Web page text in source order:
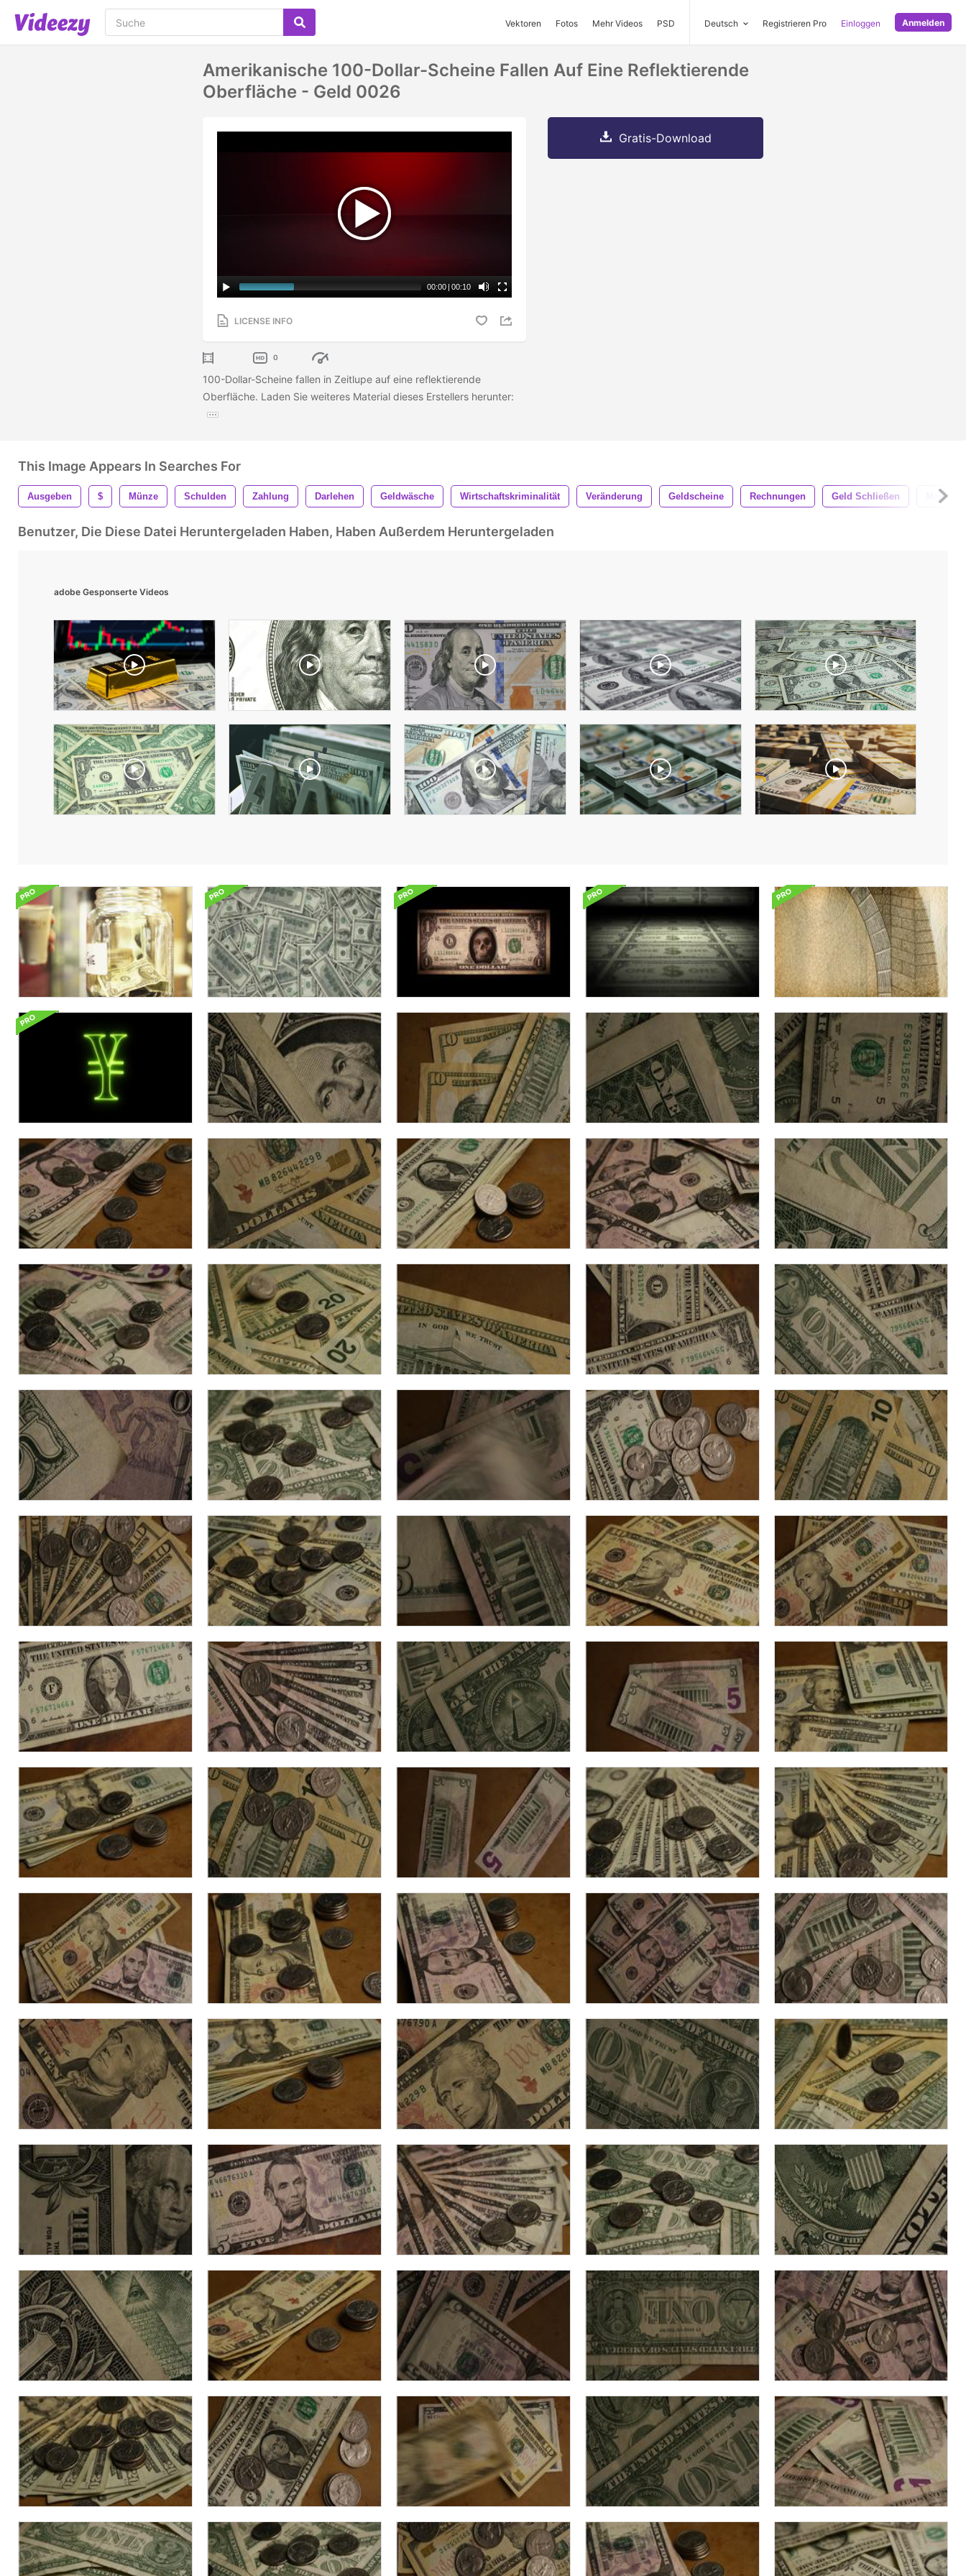
Vektoren Fotos Mehr Videos PSD Deutsch Registrieren Pro Einloggen Anmelden
Amerikanische 100-Dollar-Scheine Fallen Auf Eine Reflektierende
Oberfläche - Geld 0026
00:00 | 00:10
LICENSE INFO
0
100-Dollar-Scheine fallen in Zeitlupe auf eine reflektierende
Oberfläche. Laden Sie weiteres Material dieses Erstellers herunter:
Gratis-Download
This Image Appears In Searches For
Ausgeben $ Münze Schulden Zahlung Darlehen Geldwäsche Wirtschaftskriminalität Veränderung Geldscheine Rechnungen Geld Schließen
Benutzer, Die Diese Datei Heruntergeladen Haben, Haben Außerdem Heruntergeladen
adobe Gesponserte Videos